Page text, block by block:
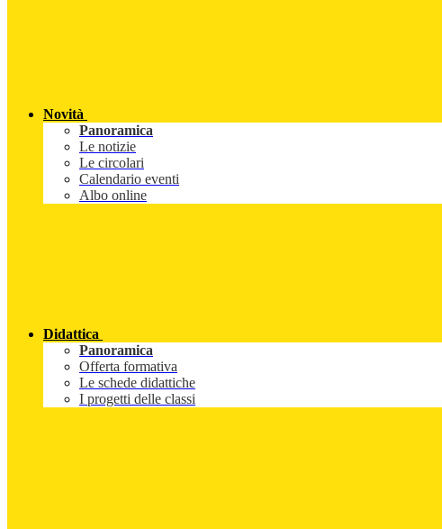
Novità
Panoramica
Le notizie
Le circolari
Calendario eventi
Albo online
Didattica
Panoramica
Offerta formativa
Le schede didattiche
I progetti delle classi